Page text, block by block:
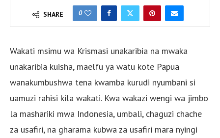
SHARE 0
Wakati msimu wa Krismasi unakaribia na mwaka
unakaribia kuisha, maelfu ya watu kote Papua
wanakumbushwa tena kwamba kurudi nyumbani si
uamuzi rahisi kila wakati. Kwa wakazi wengi wa jimbo
la mashariki mwa Indonesia, umbali, chaguzi chache
za usafiri, na gharama kubwa za usafiri mara nyingi